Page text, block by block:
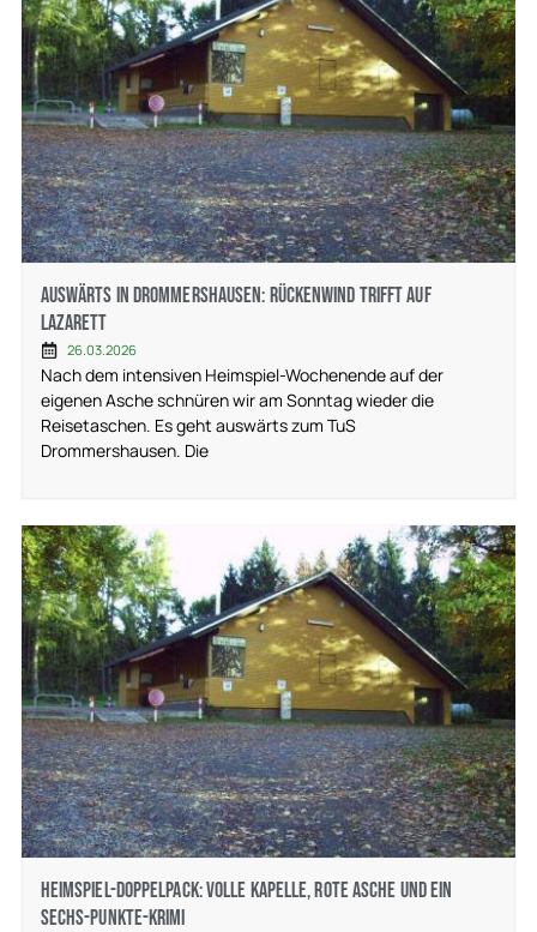
Auswärts in Drommershausen: Rückenwind trifft auf
Lazarett
26.03.2026
Nach dem intensiven Heimspiel-Wochenende auf der
eigenen Asche schnüren wir am Sonntag wieder die
Reisetaschen. Es geht auswärts zum TuS
Drommershausen. Die
Heimspiel-Doppelpack: Volle Kapelle, rote Asche und ein
Sechs-Punkte-Krimi